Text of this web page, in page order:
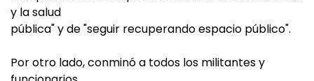
y la salud
pública" y de "seguir recuperando espacio público".
Por otro lado, conminó a todos los militantes y